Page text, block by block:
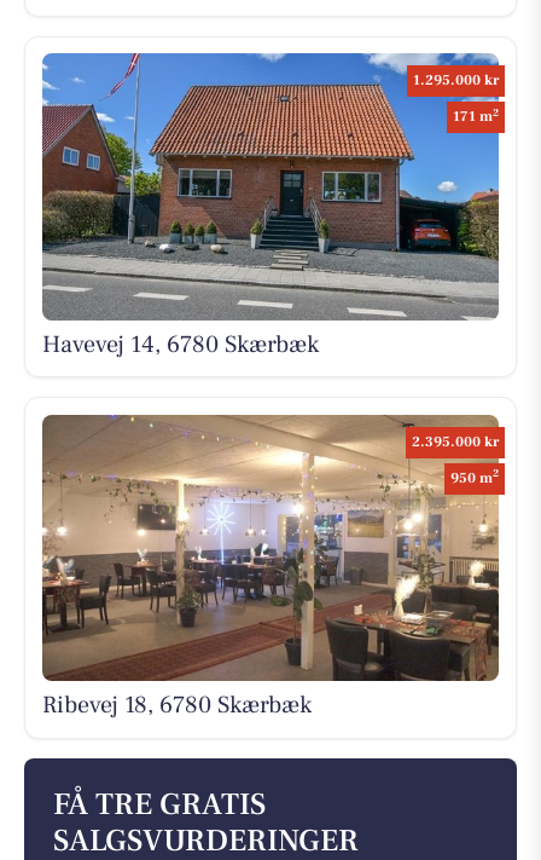
1.295.000 kr
171 m2
Havevej 14, 6780 Skærbæk
2.395.000 kr
950 m2
Ribevej 18, 6780 Skærbæk
FÅ TRE GRATIS
SALGSVURDERINGER